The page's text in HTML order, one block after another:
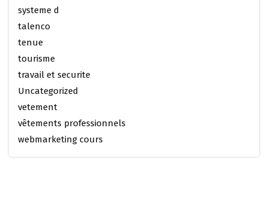
systeme d
talenco
tenue
tourisme
travail et securite
Uncategorized
vetement
vêtements professionnels
webmarketing cours